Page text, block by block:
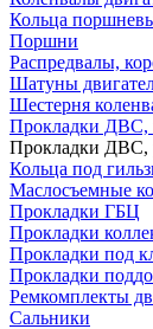
Кольца
Поршни
Распредвалы,
Шатуны
Шестерня
Прокладки ДВС,
Прокладки ДВС,
Кольца под
Маслосъемные
Прокладки ГБЦ
Прокладки
Прокладки под
Прокладки
Ремкомплекты
Сальники